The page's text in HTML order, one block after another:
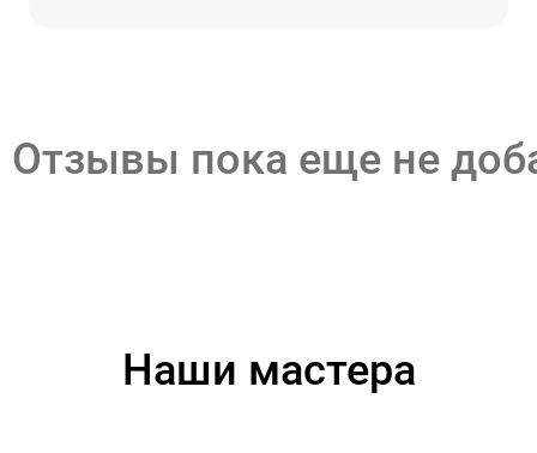
Отзывы пока еще не
Наши мастера